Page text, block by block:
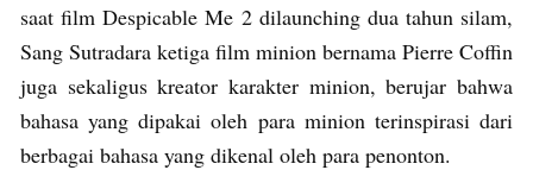
saat film Despicable Me 2 dilaunching dua tahun silam,
Sang Sutradara ketiga film minion bernama Pierre Coffin
juga sekaligus kreator karakter minion, berujar bahwa
bahasa yang dipakai oleh para minion terinspirasi dari
berbagai bahasa yang dikenal oleh para penonton.